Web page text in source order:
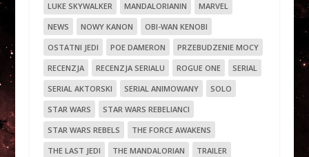
LUKE SKYWALKER
MANDALORIANIN
MARVEL
NEWS
NOWY KANON
OBI-WAN KENOBI
OSTATNI JEDI
POE DAMERON
PRZEBUDZENIE MOCY
RECENZJA
RECENZJA SERIALU ROGUE ONE
SERIAL
SERIAL AKTORSKI
SERIAL ANIMOWANY
SOLO
STAR WARS
STAR WARS REBELIANCI
STAR WARS REBELS
THE FORCE AWAKENS
THE LAST JEDI
THE MANDALORIAN
TRAILER